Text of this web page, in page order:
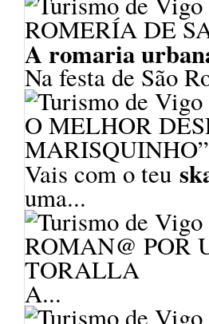
ROMERÍA DE
A romaria
Na festa de São
O MELHOR
MARISQUINHO”
Vais com o teu
uma...
ROMAN@
TORALLA
A...